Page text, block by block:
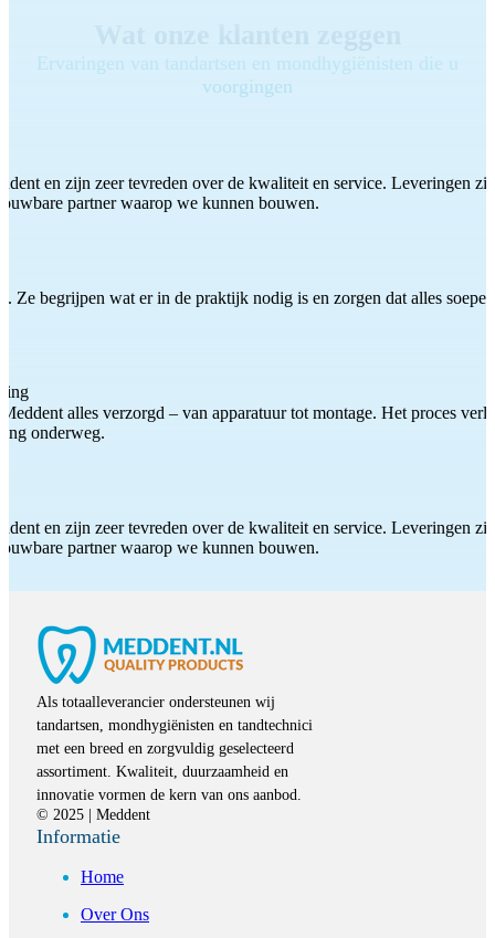
Ervaringen van tandartsen en mondhygiënisten die u
voorgingen
en zijn zeer tevreden over de kwaliteit en service. Leveringen
partner waarop we kunnen bouwen.
Ze begrijpen wat er in de praktijk nodig is en zorgen dat alles
alles verzorgd – van apparatuur tot montage. Het proces
onderweg.
en zijn zeer tevreden over de kwaliteit en service. Leveringen
partner waarop we kunnen bouwen.
Als totaalleverancier ondersteunen wij
tandartsen, mondhygiënisten en tandtechnici
met een breed en zorgvuldig geselecteerd
assortiment. Kwaliteit, duurzaamheid en
innovatie vormen de kern van ons aanbod.
© 2025 | Meddent
Informatie
Home
Over Ons